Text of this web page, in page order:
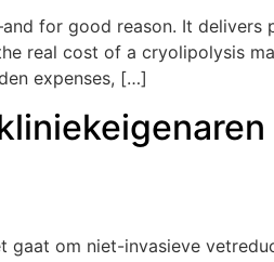
for good reason. It delivers
real cost of a cryolipolysis
expenses, […]
om niet-invasieve